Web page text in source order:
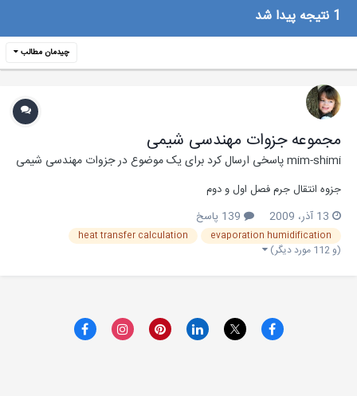
چیدمان مطالب
مجموعه جزوات مهندسی شیمی
mim-shimiپاسخی ارسال کرد برای یک موضوع درجزوات مهندسی شیمی
جزوه انتقال جرم فصل اول و دوم
13 آذر، 2009
139 پاسخ
evaporation humidification
heat transfer calculation